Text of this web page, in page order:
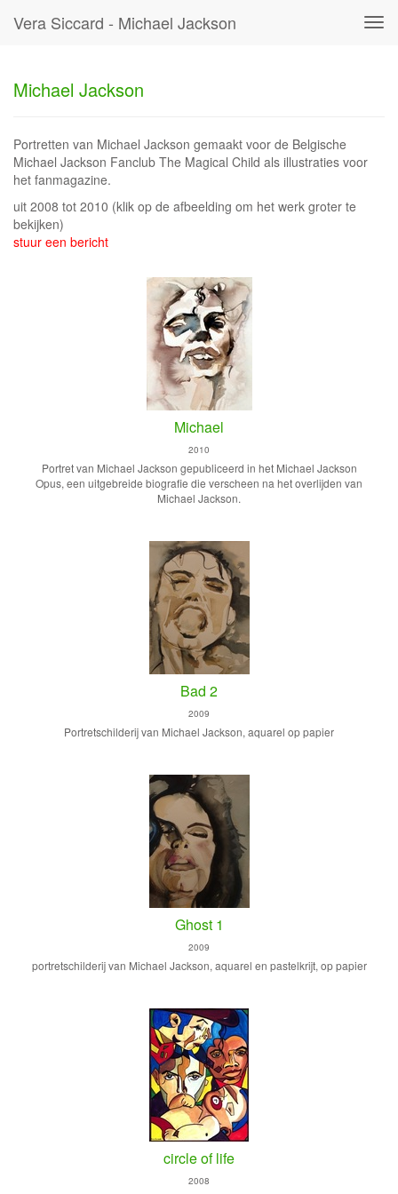
Vera Siccard - Michael Jackson
Michael Jackson
Portretten van Michael Jackson gemaakt voor de Belgische
Michael Jackson Fanclub The Magical Child als illustraties voor
het fanmagazine.
uit 2008 tot 2010 (klik op de afbeelding om het werk groter te
bekijken)
stuur een bericht
Michael
2010
Portret van Michael Jackson gepubliceerd in het Michael Jackson
Opus, een uitgebreide biografie die verscheen na het overlijden van
Michael Jackson.
Bad 2
2009
Portretschilderij van Michael Jackson, aquarel op papier
Ghost 1
2009
portretschilderij van Michael Jackson, aquarel en pastelkrijt, op papier
circle of life
2008